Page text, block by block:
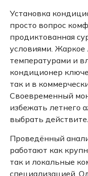
Установка
просто вопрос
продиктованная
условиями. Жаркое
температурами и
кондиционер
так и в
Своевременный
избежать летнего
выбрать
Проведённый
работают как
так и локальные
специализацией.